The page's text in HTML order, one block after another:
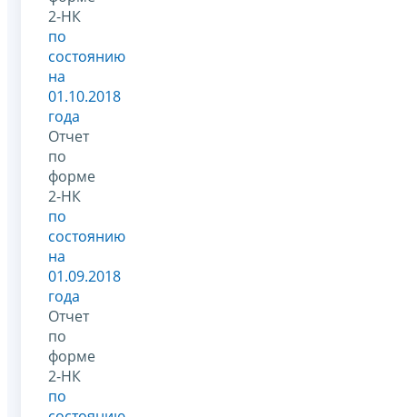
2-НК
по
состоянию
на
01.10.2018
года
Отчет
по
форме
2-НК
по
состоянию
на
01.09.2018
года
Отчет
по
форме
2-НК
по